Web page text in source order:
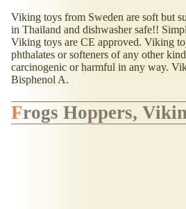
Viking toys from Sweden are soft but
in Thailand and dishwasher safe!!
Viking toys are CE approved. Viking
phthalates or softeners of any other
carcinogenic or harmful in any way.
Bisphenol A.
Frogs Hoppers,